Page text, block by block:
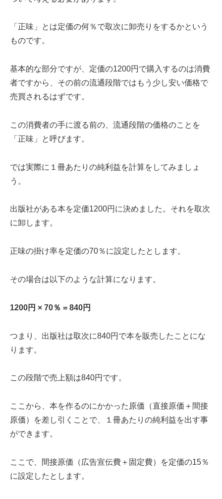
「正味」とは定価の何％で取次に卸売りをするかという
ものです。
基本的な部分ですが、定価の1200円で購入するのは消費
者ですから、その前の流通段階ではもう少し安い価格で
売買されるはずです。
この消費者の手に渡る前の、流通段階の価格のことを
「正味」と呼びます。
では実際に１冊あたりの純利益を計算をしてみましょ
う。
出版社がある本を定価1200円に決めました。それを取次
に卸します。
正味の掛け率を定価の70％に設定したとします。
その場合は以下のような計算になります。
1200円 × 70％ = 840円
つまり、出版社は取次に840円で本を販売したことにな
ります。
この段階で売上額は840円です。
ここから、本を作るのにかかった原価（直接原価＋間接
原価）を差し引くことで、１冊あたりの純利益を出す事
ができます。
ここで、間接原価（広告宣伝費＋固定費）を定価の15％
に設定したとします。